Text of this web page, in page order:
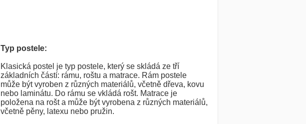
Typ postele:
Klasická postel je typ postele, který se skládá ze tří
základních částí: rámu, roštu a matrace. Rám postele
může být vyroben z různých materiálů, včetně dřeva, kovu
nebo laminátu. Do rámu se vkládá rošt. Matrace je
položena na rošt a může být vyrobena z různých materiálů,
včetně pěny, latexu nebo pružin.